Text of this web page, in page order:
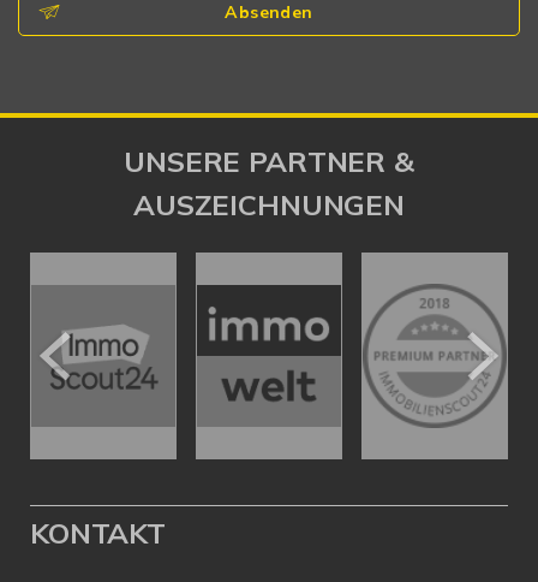
Absenden
UNSERE PARTNER &
AUSZEICHNUNGEN
KONTAKT